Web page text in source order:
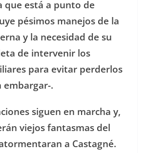
que está a punto de
pésimos manejos de la
y la necesidad de su
de intervenir los
para evitar perderlos
embargar-.
siguen en marcha y,
viejos fantasmas del
a Castagné.